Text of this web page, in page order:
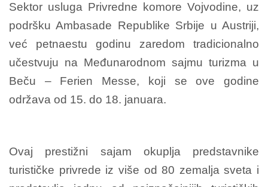
Sektor usluga Privredne komore Vojvodine, uz
podršku Ambasade Republike Srbije u Austriji,
već petnaestu godinu zaredom tradicionalno
učestvuju na Međunarodnom sajmu turizma u
Beču – Ferien Messe, koji se ove godine
održava od 15. do 18. januara.
Ovaj prestižni sajam okuplja predstavnike
turističke privrede iz više od 80 zemalja sveta i